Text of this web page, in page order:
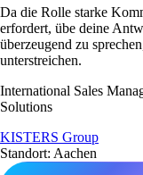
Da die Rolle starke
erfordert, übe deine
überzeugend zu
unterstreichen.
International Sales
Solutions
KISTERS Group
Standort: Aachen